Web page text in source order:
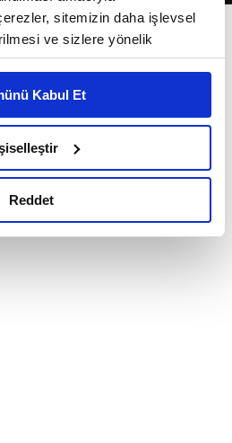
sitemizin daha işlevsel
ve sizlere yönelik
yapılması, amaçlarıyla
çerez paneli vasıtasıyla
ilişkin detaylı bilgi için
Çerez Bilgilendirme
kapsamında
Kabul Et
Reddet